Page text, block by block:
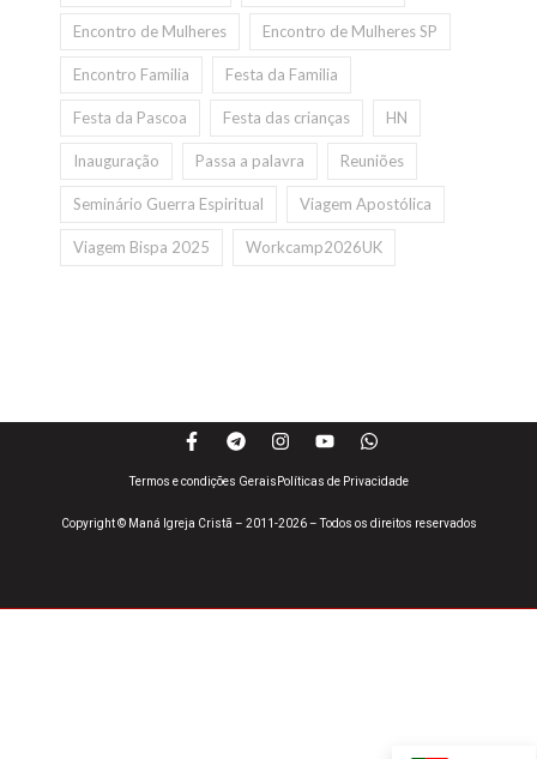
Encontro de Mulheres Encontro de Mulheres SP
Encontro Familia Festa da Familia
Festa da Pascoa Festa das crianças HN
Inauguração Passa a palavra Reuniões
Seminário Guerra Espiritual Viagem Apostólica
Viagem Bispa 2025 Workcamp2026UK
Copyright © Maná Igreja Cristã – 2011-2026 – Todos os direitos reservados
Termos e condições Gerais Políticas de Privacidade